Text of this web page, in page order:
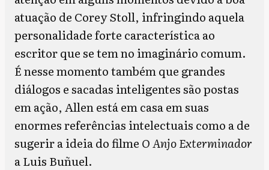
atuação de Corey Stoll, infringindo aquela
personalidade forte característica ao
escritor que se tem no imaginário comum.
É nesse momento também que grandes
diálogos e sacadas inteligentes são postas
em ação, Allen está em casa em suas
enormes referências intelectuais como a de
sugerir a ideia do filme O Anjo Exterminador
a Luis Buñuel.